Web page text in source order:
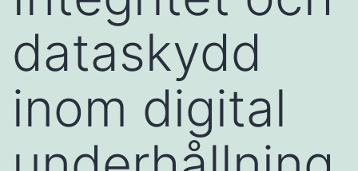
dataskydd
inom digital